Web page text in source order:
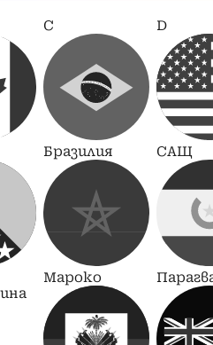
C
Бразилия
Мароко
D
САЩ